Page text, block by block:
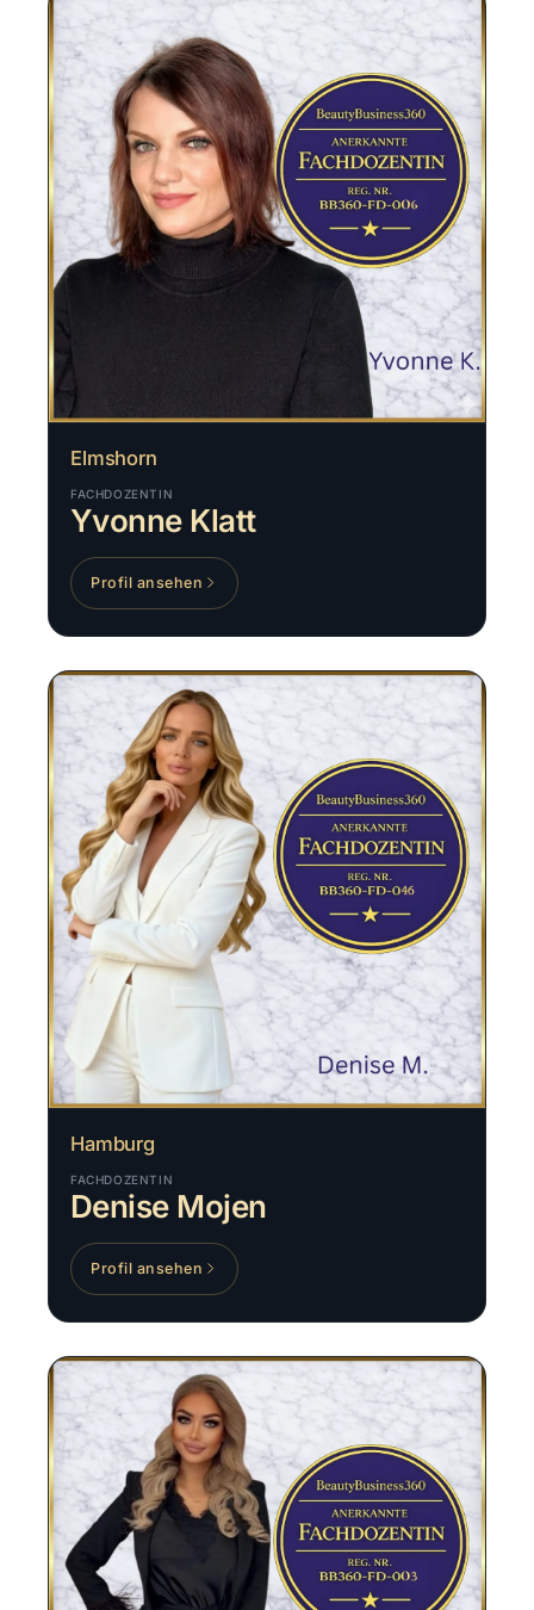
Elmshorn
FACHDOZENTIN
Yvonne Klatt
Profil ansehen
Hamburg
FACHDOZENTIN
Denise Mojen
Profil ansehen